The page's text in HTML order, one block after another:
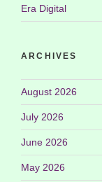
Era Digital
ARCHIVES
August 2026
July 2026
June 2026
May 2026